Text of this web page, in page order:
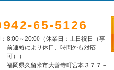
65-5126
8:00～20:00（休業日：土日祝日（事
前連絡により休日、時間外も対応
可））
福岡県久留米市大善寺町宮本３７７－